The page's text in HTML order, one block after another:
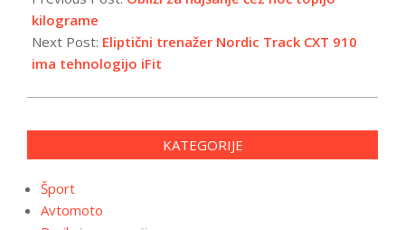
20
kilograme
Next Post: Eliptični trenažer Nordic Track CXT 910
ima tehnologijo iFit
KATEGORIJE
Šport
Avtomoto